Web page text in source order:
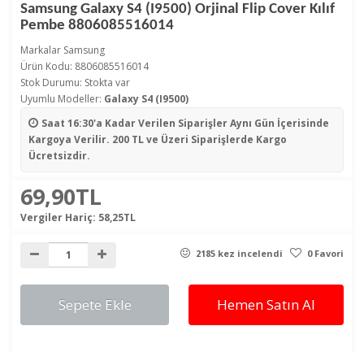
Samsung Galaxy S4 (I9500) Orjinal Flip Cover Kılıf
Pembe 8806085516014
Markalar Samsung
Ürün Kodu: 8806085516014
Stok Durumu: Stokta var
Uyumlu Modeller: Galaxy S4 (I9500)
Saat 16:30'a Kadar Verilen SiparişlerAynı Gün İçerisinde
Kargoya Verilir. 200 TL ve Üzeri Siparişlerde Kargo
Ücretsizdir.
69,90TL
Vergiler Hariç: 58,25TL
2185 kez incelendi 0 Favori
Sepete Ekle Hemen Satın Al